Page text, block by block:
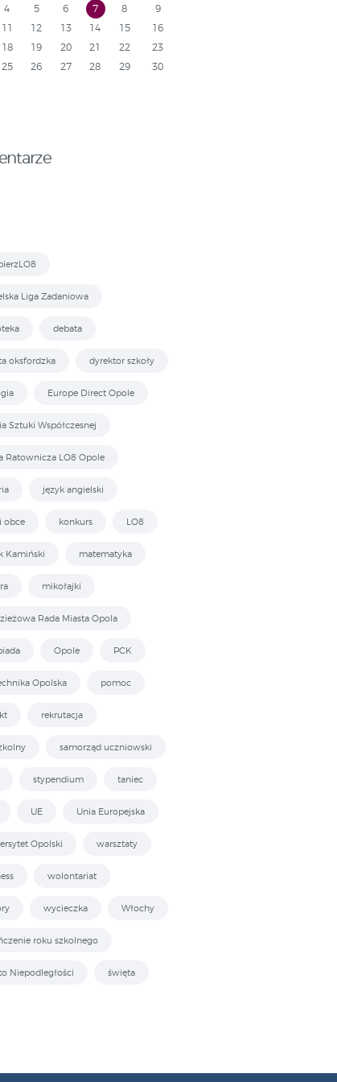
4 5 6 7 8
9
11 12 13 14 15
16
18 19 20 21 22
23
25 26 27 28 29
30
Liga Zadaniowa
debata
oksfordzka dyrektor szkoły
Europe Direct Opole
Sztuki Współczesnej
Ratownicza LO8 Opole
język angielski
obce konkurs LO8
Kamiński matematyka
mikołajki
Rada Miasta Opola
Opole PCK
Opolska pomoc
rekrutacja
samorząd uczniowski
stypendium taniec
UE Unia Europejska
Opolski warsztaty
wolontariat
wycieczka Włochy
roku szkolnego
Niepodległości święta